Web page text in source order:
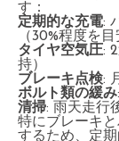
す：
定期的な充電:
（30%程度を目
タイヤ空気圧:
持）
ブレーキ点検:
ボルト類の緩み
清掃: 雨天走行
特にブレーキ
するため、定